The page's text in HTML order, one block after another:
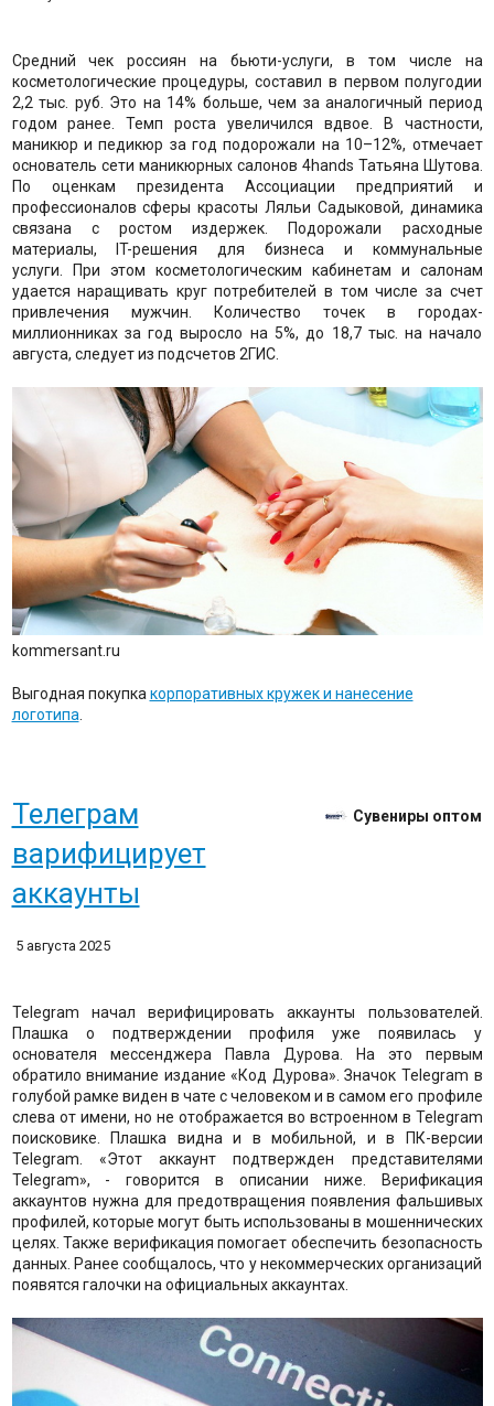
Средний чек россиян на бьюти-услуги, в том числе на
косметологические процедуры, составил в первом полугодии
2,2 тыс. руб. Это на 14% больше, чем за аналогичный период
годом ранее. Темп роста увеличился вдвое. В частности,
маникюр и педикюр за год подорожали на 10–12%, отмечает
основатель сети маникюрных салонов 4hands Татьяна Шутова.
По оценкам президента Ассоциации предприятий и
профессионалов сферы красоты Ляльи Садыковой, динамика
связана с ростом издержек. Подорожали расходные
материалы, IT-решения для бизнеса и коммунальные
услуги. При этом косметологическим кабинетам и салонам
удается наращивать круг потребителей в том числе за счет
привлечения мужчин. Количество точек в городах-
миллионниках за год выросло на 5%, до 18,7 тыс. на начало
августа, следует из подсчетов 2ГИС.
kommersant.ru
Выгодная покупка корпоративных кружек и нанесение
логотипа
Телеграм
варифицирует
аккаунты
Сувениры оптом
5 августа 2025
Telegram начал верифицировать аккаунты пользователей.
Плашка о подтверждении профиля уже появилась у
основателя мессенджера Павла Дурова. На это первым
обратило внимание издание «Код Дурова». Значок Telegram в
голубой рамке виден в чате с человеком и в самом его профиле
слева от имени, но не отображается во встроенном в Telegram
поисковике. Плашка видна и в мобильной, и в ПК-версии
Telegram. «Этот аккаунт подтвержден представителями
Telegram», - говорится в описании ниже. Верификация
аккаунтов нужна для предотвращения появления фальшивых
профилей, которые могут быть использованы в мошеннических
целях. Также верификация помогает обеспечить безопасность
данных. Ранее сообщалось, что у некоммерческих организаций
появятся галочки на официальных аккаунтах.